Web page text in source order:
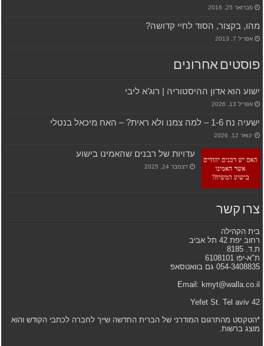
פברואר 25, 2016
מהו, בקצור, הסוד לחיי קדושה?
אפריל 7, 2013
פוסטים אחרונים
ישוע הוא אדון ההיסטוריה | רוג’א ליבי
אפריל 13, 2026
ישעיה נח 1-6 – למה צמנו ולא ראית? – האח מיכאל בנטלי
ינואר 12, 2026
עדויות של רבנים שהאמינו בישוע
דצמבר 24, 2025
צרו קשר
בית הקהילה
רחוב יפת 42 תל אביב
ת.ד. 8185
ת"א-יפו 6108101
054-3408835 גם בוואטסאפ
Email: kmyt@walla.co.il
42 Yefet St. Tel aviv
*הטקסט מהתרגום המודרני של הברית החדשה שייך לחברה לכתבי הקודש והוא
מוצג ברשות.